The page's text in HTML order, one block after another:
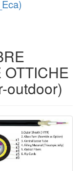
outdoor)